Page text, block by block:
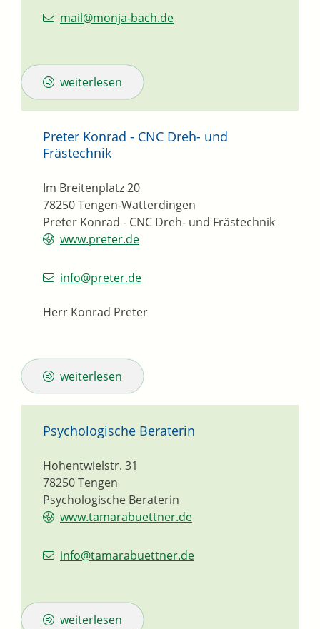
mail@monja-bach.de
weiterlesen
Preter Konrad - CNC Dreh- und
Frästechnik
Preter Konrad - CNC Dreh- und Frästechnik
Im Breitenplatz 20
78250Tengen-Watterdingen
www.preter.de
info@preter.de
Herr Konrad Preter
weiterlesen
Psychologische Beraterin
Psychologische Beraterin
Hohentwielstr. 31
78250Tengen
www.tamarabuettner.de
info@tamarabuettner.de
weiterlesen